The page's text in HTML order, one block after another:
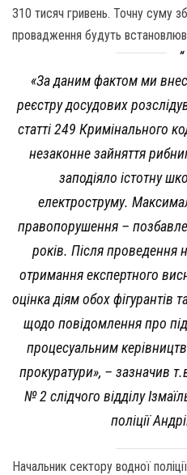
310 тисяч гривень. Точну суму
провадження будуть
«За даним фактом ми
реєстру досудових
статті 249 Кримінального
незаконне зайняття
заподіяло істотну
електроструму.
правопорушення –
років. Після проведення
отримання експертного
оцінка діям обох фігурантів
щодо повідомлення про
процесуальним
прокуратури», – зазначив
№ 2 слідчого відділу
поліції
Начальник сектору водної